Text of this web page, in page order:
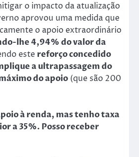
o impacto da atualização
aprovou uma medida que
o apoio extraordinário
lhe 4,94% do valor da
este reforço concedido
a ultrapassagem do
do apoio (que são 200
à renda, mas tenho taxa
a 35%. Posso receber